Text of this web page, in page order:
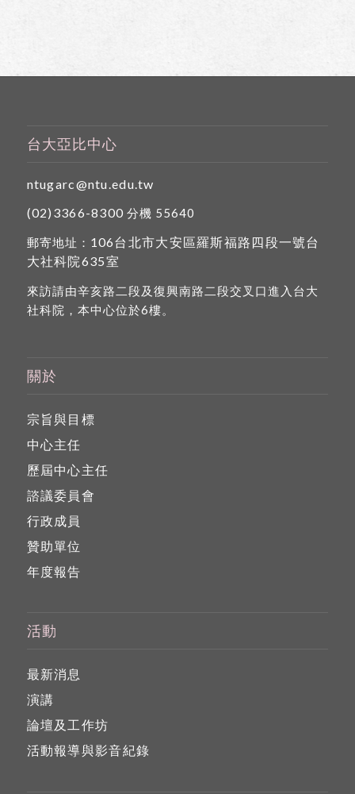
台大亞比中心
ntugarc@ntu.edu.tw
(02)3366-8300 分機 55640
郵寄地址： 106台北市大安區羅斯福路四段一號台
大社科院635室
來訪請由辛亥路二段及復興南路二段交叉口進入台大
社科院，本中心位於6樓。
關於
宗旨與目標
中心主任
歷屆中心主任
諮議委員會
行政成員
贊助單位
年度報告
活動
最新消息
演講
論壇及工作坊
活動報導與影音紀錄